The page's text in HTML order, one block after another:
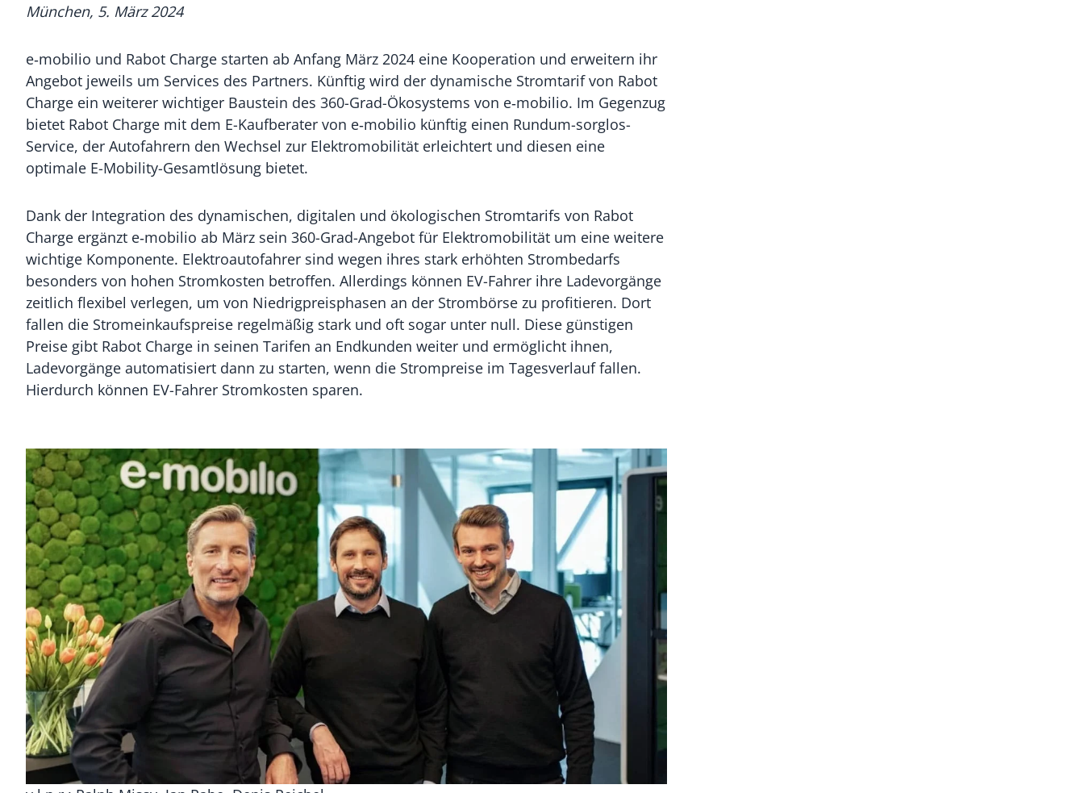
München, 5. März 2024
e‑mobilio und Rabot Charge starten ab Anfang März 2024 eine Kooperation und erweitern ihr
Angebot jeweils um Services des Partners. Künftig wird der dynamische Stromtarif von Rabot
Charge ein weiterer wichtiger Baustein des 360-Grad-Ökosystems von e‑mobilio. Im Gegenzug
bietet Rabot Charge mit dem E-Kaufberater von e‑mobilio künftig einen Rundum-sorglos-
Service, der Autofahrern den Wechsel zur Elektromobilität erleichtert und diesen eine
optimale E-Mobility-Gesamtlösung bietet.
Dank der Integration des dynamischen, digitalen und ökologischen Stromtarifs von Rabot
Charge ergänzt e‑mobilio ab März sein 360-Grad-Angebot für Elektromobilität um eine weitere
wichtige Komponente. Elektroautofahrer sind wegen ihres stark erhöhten Strombedarfs
besonders von hohen Stromkosten betroffen. Allerdings können EV-Fahrer ihre Ladevorgänge
zeitlich flexibel verlegen, um von Niedrigpreisphasen an der Strombörse zu profitieren. Dort
fallen die Stromeinkaufspreise regelmäßig stark und oft sogar unter null. Diese günstigen
Preise gibt Rabot Charge in seinen Tarifen an Endkunden weiter und ermöglicht ihnen,
Ladevorgänge automatisiert dann zu starten, wenn die Strompreise im Tagesverlauf fallen.
Hierdurch können EV-Fahrer Stromkosten sparen.